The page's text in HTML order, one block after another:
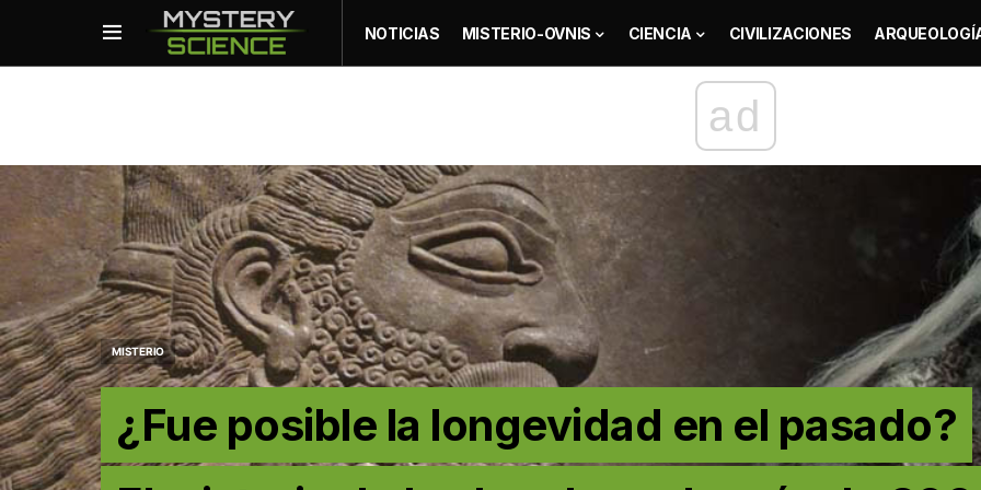
NOTICIAS MISTERIO-OVNIS CIENCIA CIVILIZACIONES
ad
MISTERIO
¿Fue posible la longevidad en el pasado?